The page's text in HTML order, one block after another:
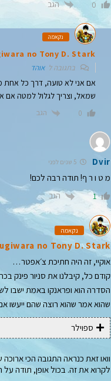
0 הגב
נקאמה
no Tony D. Stark
בתגובה לאוהד
אם אני לא טועה, דרך כל אחת
שמאל, וצריך לגלול למטה אם
0 הגב
Dvir
מ ט ו ר ף! תודה רבה לכם!
1 הגב
נקאמה
no Tony D. Stark
אוקיי, זה היה חתיכת צ׳אפטר…
קודם כל, קיבלנו את סניור פינק
הסדרה הוא ופראנקו באמת ישבו
שהוא אמר שהוא רוצה שהם ייעשו
ספוילר
וואו זאת כנראה התגובה הכי
לקרוא את זה. בכול אופן, תודה על